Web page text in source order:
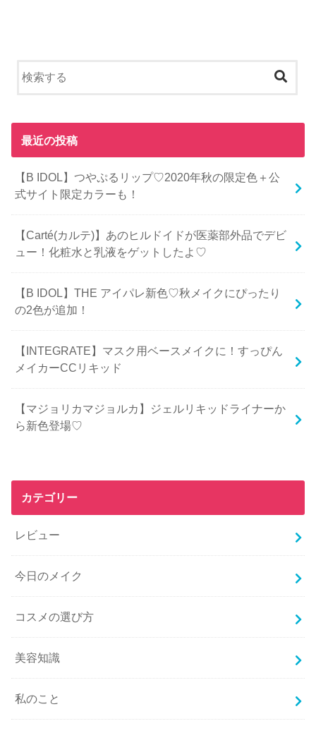
最近の投稿
【B IDOL】つやぷるリップ♡2020年秋の限定色＋公
式サイト限定カラーも！
【Carté(カルテ)】あのヒルドイドが医薬部外品でデビ
ュー！化粧水と乳液をゲットしたよ♡
【B IDOL】THE アイパレ新色♡秋メイクにぴったり
の2色が追加！
【INTEGRATE】マスク用ベースメイクに！すっぴん
メイカーCCリキッド
【マジョリカマジョルカ】ジェルリキッドライナーか
ら新色登場♡
カテゴリー
レビュー
今日のメイク
コスメの選び方
美容知識
私のこと